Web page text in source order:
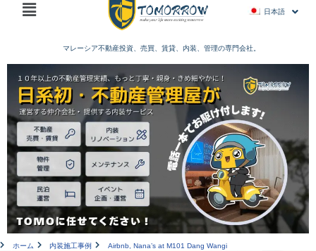
Main
日本語
マレーシア不動産投資、売買、賃貸、内装、管理の専門会社。
ホーム 内装施工事例 Airbnb, Nana’s at M101 Dang Wangi